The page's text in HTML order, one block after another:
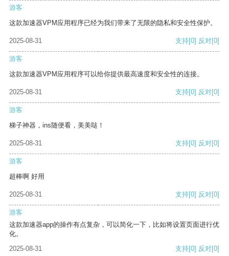
游客
这款加速器VPM应用程序已经为我们带来了无限的隐私和安全性保护。
2025-08-31 支持[0] 反对[0]
游客
这款加速器VPM应用程序可以给你提供最高速度和安全性的连接。
2025-08-31 支持[0] 反对[0]
游客
梯子神器，ins随便看，美美哒！
2025-08-31 支持[0] 反对[0]
游客
超棒啊 好用
2025-08-31 支持[0] 反对[0]
游客
这款加速器app的操作有点复杂，可以简化一下，比如将设置页面进行优
化。
2025-08-31
支持[0] 反对[0]